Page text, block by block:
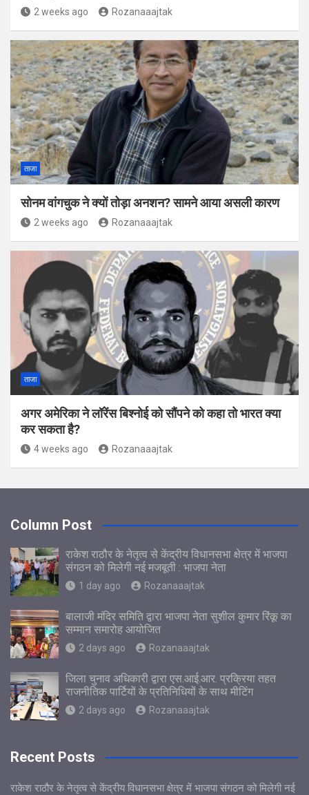
2 weeks ago Rozanaaajtak
ताजा
सोनम वांगचुक ने क्यों तोड़ा अनशन? सामने आया असली कारण
2 weeks ago Rozanaaajtak
ताजा
अगर अमेर‍िका ने लॉरेंस ब‍िश्‍नोई को सौंपने को कहा तो भारत क्‍या
कर सकता है?
4 weeks ago Rozanaaajtak
Column Post
राकेश राठौर के नेतृत्व से केंद्रीय विधानसभा क्षेत्र में भाजपा
संगठन को मिलेगी नई मजबूती : भाजपा नेता
1 day ago Rozanaaajtak
बालाजी मंदिर समिति द्वारा भाजपा नेता सुशील कुमार रिंकू का
सम्मान समारोह आयोजित
2 days ago Rozanaaajtak
जिला चुनाव अधिकारी द्वारा एस.आई.आर. प्रक्रिया तहत
राजनीतिक पार्टियों के प्रतिनिधियों के साथ मीटिंग
2 days ago Rozanaaajtak
Recent Posts
राकेश राठौर के नेतृत्व से केंद्रीय विधानसभा क्षेत्र में भाजपा संगठन को मिलेगी नई